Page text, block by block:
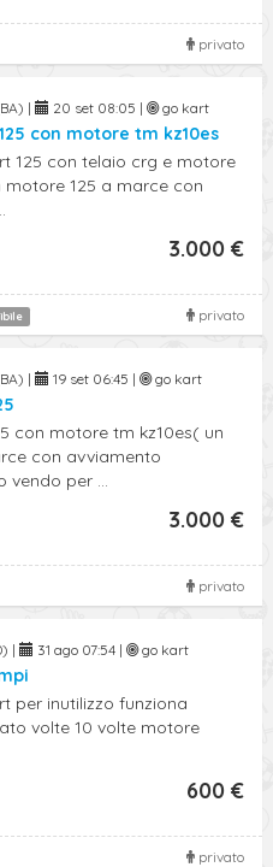
privato
| 20 set 08:05 | go kart
con motore tm kz10es
125 con telaio crg e motore
motore 125 a marce con
3.000 €
privato
| 19 set 06:45 | go kart
con motore tm kz10es( un
con avviamento
vendo per ...
3.000 €
privato
| 31 ago 07:54 | go kart
per inutilizzo funziona
volte 10 volte motore
600 €
privato